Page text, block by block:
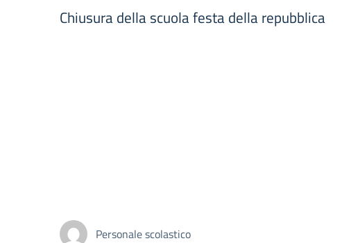
Chiusura della scuola festa della repubblica
Personale scolastico